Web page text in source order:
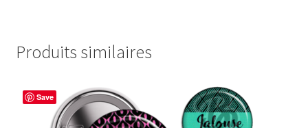
Produits similaires
Save